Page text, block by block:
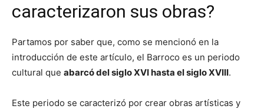
caracterizaron sus obras?
Partamos por saber que, como se mencionó en la
introducción de este artículo, el Barroco es un periodo
cultural que abarcó del siglo XVI hasta el siglo XVIII.
Este periodo se caracterizó por crear obras artísticas y